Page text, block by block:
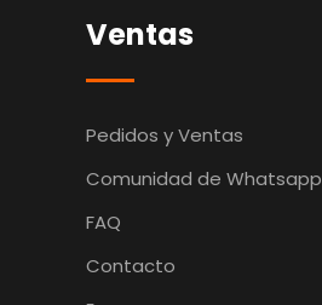
Ventas
Pedidos y Ventas
Comunidad de Whatsapp
FAQ
Contacto